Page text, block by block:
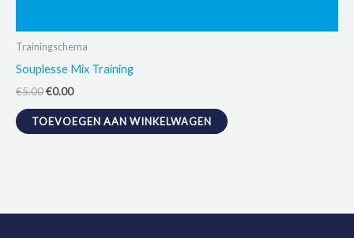
Trainingschema
Souplesse Mix Training
€5.00Oorspronkelijke
was:
€0.00Huidige
is:
TOEVOEGEN AAN WINKELWAGEN